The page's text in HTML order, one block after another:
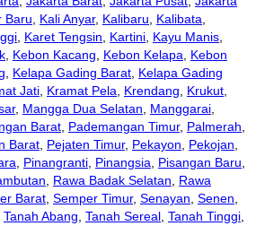
Baru, Kali Anyar, Kalibaru, Kalibata,
, Karet Tengsin, Kartini, Kayu Manis,
, Kebon Kacang, Kebon Kelapa, Kebon
, Kelapa Gading Barat, Kelapa Gading
Jati, Kramat Pela, Krendang, Krukut,
, Mangga Dua Selatan, Manggarai,
Barat, Pademangan Timur, Palmerah,
Barat, Pejaten Timur, Pekayon, Pekojan,
, Pinangranti, Pinangsia, Pisangan Baru,
, Rawa Badak Selatan, Rawa
Barat, Semper Timur, Senayan, Senen,
Tanah Abang, Tanah Sereal, Tanah Tinggi,